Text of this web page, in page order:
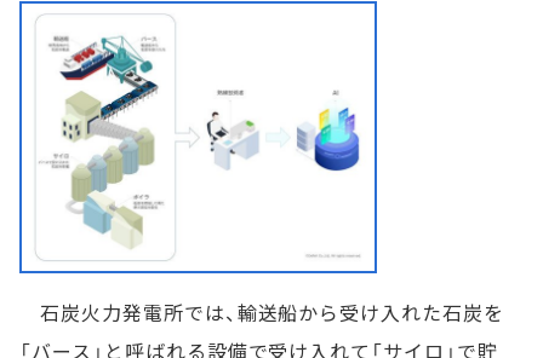
石炭火力発電所では、輸送船から受け入れた石炭を
「バース」と呼ばれる設備で受け入れて「サイロ」で貯